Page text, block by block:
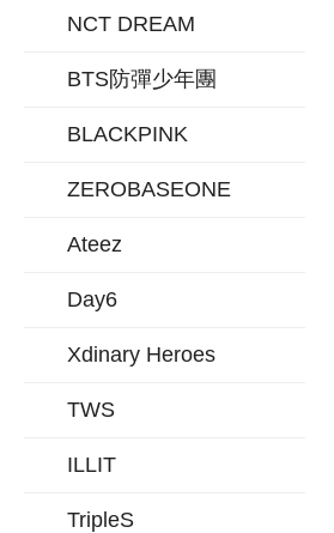
NCT DREAM
BTS防彈少年團
BLACKPINK
ZEROBASEONE
Ateez
Day6
Xdinary Heroes
TWS
ILLIT
TripleS